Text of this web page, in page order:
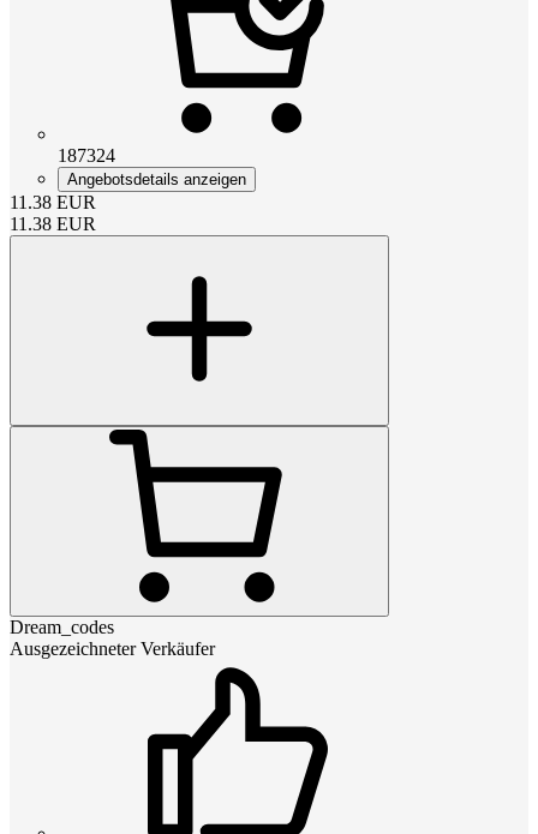
187324
Angebotsdetails anzeigen
11.38 EUR
11.38 EUR
Dream_codes
Ausgezeichneter Verkäufer